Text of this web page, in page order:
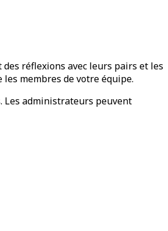
des réflexions avec leurs pairs et les
membres de votre équipe.
Les administrateurs peuvent